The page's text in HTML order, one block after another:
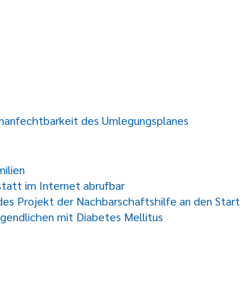
des Umlegungsplanes
im Internet abrufbar
Projekt der Nachbarschaftshilfe an den Start
mit Diabetes Mellitus